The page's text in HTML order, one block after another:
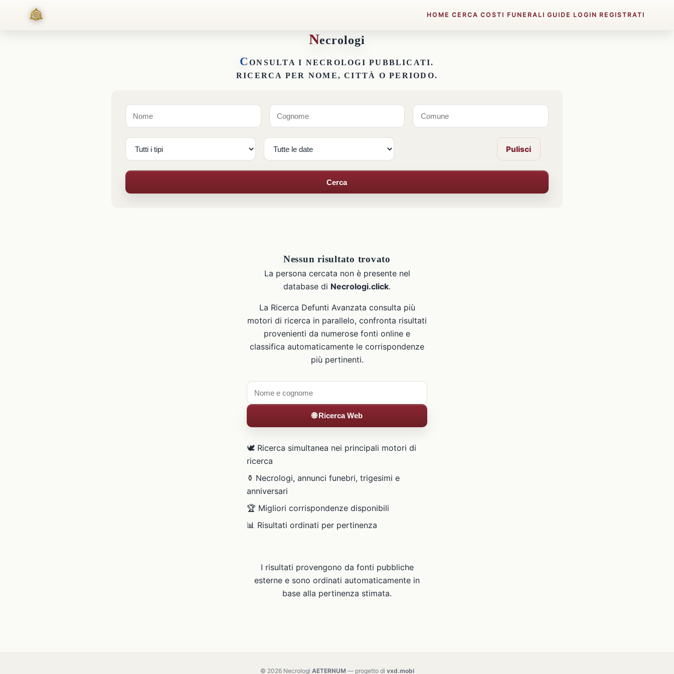
HOME CERCA COSTI FUNERALI GUIDE LOGIN REGISTRATI
Necrologi
C ONSULTA I NECROLOGI PUBBLICATI.
RICERCA PER NOME, CITTÀ O PERIODO.
Pulisci
Cerca
Nessun risultato trovato
La persona cercata non è presente nel
database di Necrologi.click.
La Ricerca Defunti Avanzata consulta più
motori di ricerca in parallelo, confronta risultati
provenienti da numerose fonti online e
classifica automaticamente le corrispondenze
più pertinenti.
🌐 Ricerca Web
🕊️ Ricerca simultanea nei principali motori di
ricerca
⚱️ Necrologi, annunci funebri, trigesimi e
anniversari
🏆 Migliori corrispondenze disponibili
📊 Risultati ordinati per pertinenza
I risultati provengono da fonti pubbliche
esterne e sono ordinati automaticamente in
base alla pertinenza stimata.
© 2026 Necrologi AETERNUM— progetto di vxd.mobi